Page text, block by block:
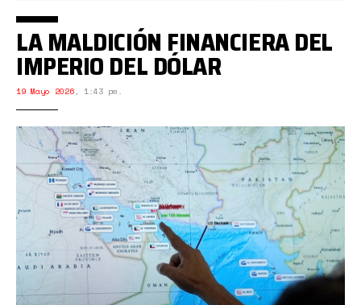
LA MALDICIÓN FINANCIERA DEL
IMPERIO DEL DÓLAR
19 Mayo 2026, 1:43 pm.